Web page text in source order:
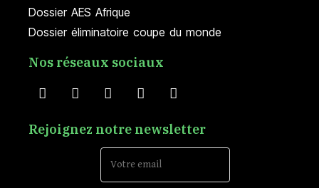
Dossier AES Afrique
Dossier éliminatoire coupe du monde
Nos réseaux sociaux
Rejoignez notre newsletter